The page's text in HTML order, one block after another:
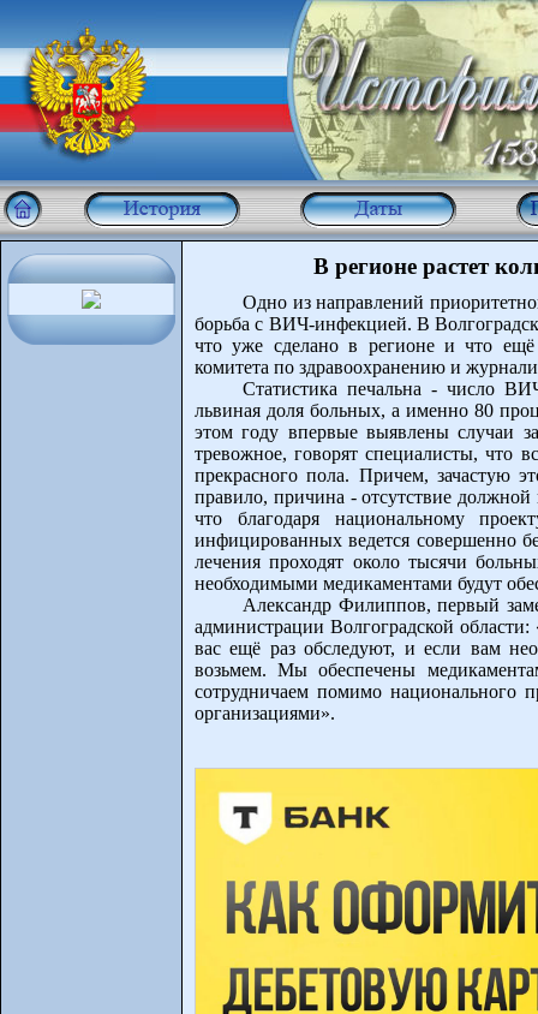
В регионе растет
Одно из направлений
борьба с ВИЧ-инфекцией. В
что уже сделано в регионе и что ещё
комитета по здравоохранению и
Статистика печальна - число
львиная доля больных, а именно 80
этом году впервые выявлены случаи
тревожное, говорят специалисты, что
прекрасного пола. Причем, зачастую
правило, причина - отсутствие
что благодаря национальному
инфицированных ведется совершенно
лечения проходят около тысячи
необходимыми медикаментами будут
Александр Филиппов, первый
администрации Волгоградской
вас ещё раз обследуют, и если вам
возьмем. Мы обеспечены
сотрудничаем помимо национального
организациями».